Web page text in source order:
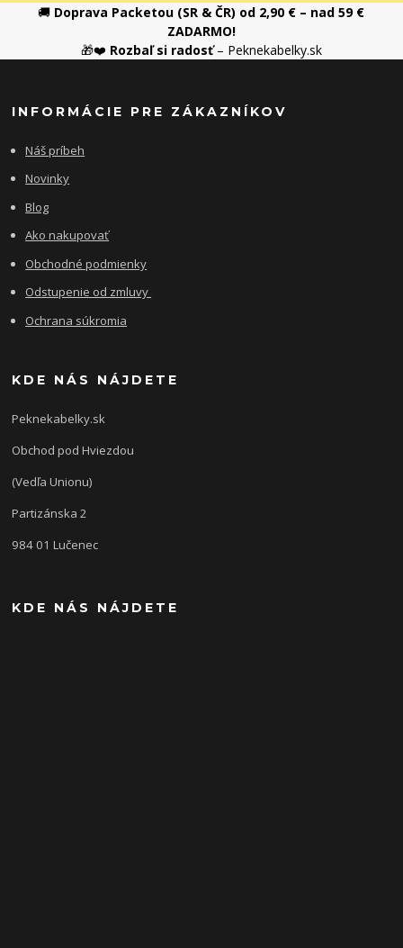
🚚 Doprava Packetou (SR & ČR) od 2,90 € – nad 59 €
ZADARMO!
🎁❤️ Rozbaľ si radosť– Peknekabelky.sk
INFORMÁCIE PRE ZÁKAZNÍKOV
Náš príbeh
Novinky
Blog
Ako nakupovať
Obchodné podmienky
Odstupenie od zmluvy
Ochrana súkromia
KDE NÁS NÁJDETE
Peknekabelky.sk
Obchod pod Hviezdou
(Vedľa Unionu)
Partizánska 2
984 01 Lučenec
KDE NÁS NÁJDETE